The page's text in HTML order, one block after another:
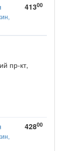
41300
пр-кт,
42800